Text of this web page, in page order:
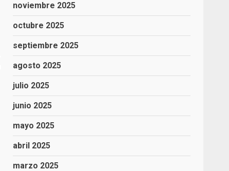
noviembre 2025
octubre 2025
septiembre 2025
agosto 2025
julio 2025
junio 2025
mayo 2025
abril 2025
marzo 2025